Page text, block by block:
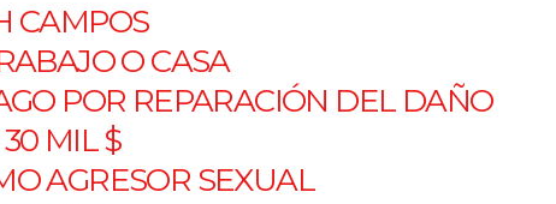
CAMPOS
O CASA
POR REPARACIÓN DEL DAÑO
MIL $
AGRESOR SEXUAL